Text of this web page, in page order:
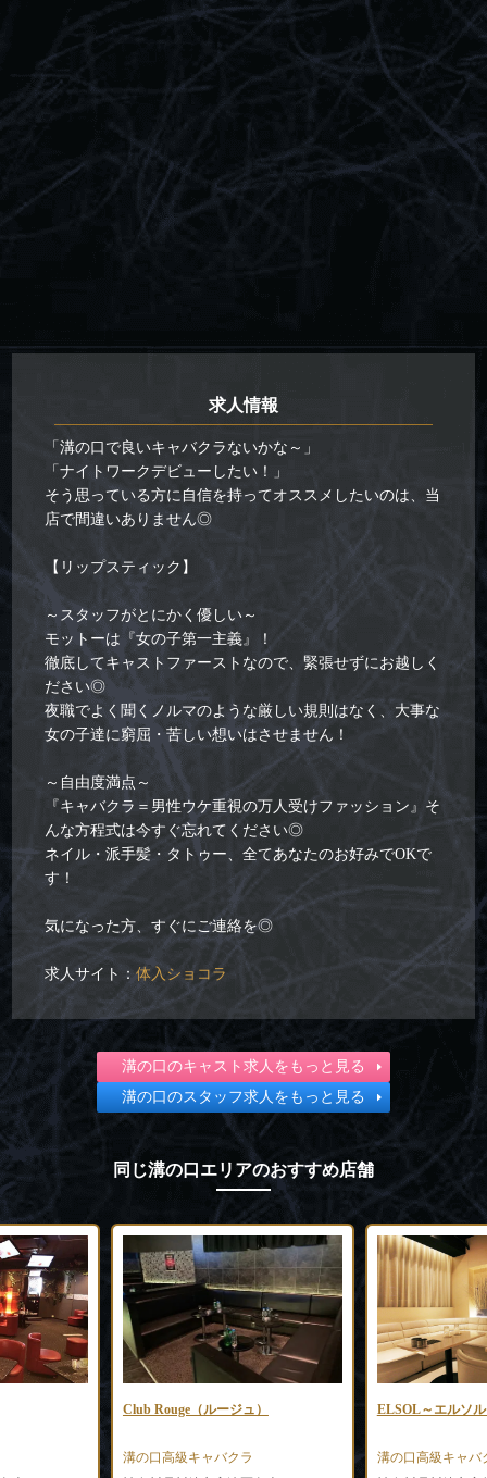
求人情報
「溝の口で良いキャバクラないかな～」
「ナイトワークデビューしたい！」
そう思っている方に自信を持ってオススメしたいのは、当
店で間違いありません◎
【リップスティック】
～スタッフがとにかく優しい～
モットーは『女の子第一主義』！
徹底してキャストファーストなので、緊張せずにお越しく
ださい◎
夜職でよく聞くノルマのような厳しい規則はなく、大事な
女の子達に窮屈・苦しい想いはさせません！
～自由度満点～
『キャバクラ＝男性ウケ重視の万人受けファッション』そ
んな方程式は今すぐ忘れてください◎
ネイル・派手髪・タトゥー、全てあなたのお好みでOKで
す！
気になった方、すぐにご連絡を◎
求人サイト：体入ショコラ
溝の口のキャスト求人をもっと見る
溝の口のスタッフ求人をもっと見る
同じ溝の口エリアのおすすめ店舗
Club Rouge（ルージュ）
溝の口高級キャバクラ
ELSOL～エルソ
溝の口高級キャバ